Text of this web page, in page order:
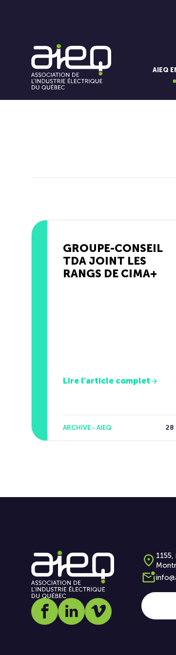
AIEQ
GROUPE-CONSEIL
TDA JOINT LES
RANGS DE CIMA+
Lire l'article complet
ARCHIVE - AIEQ 28
Social media link icon-facebook
Social media link icon-
Social media link